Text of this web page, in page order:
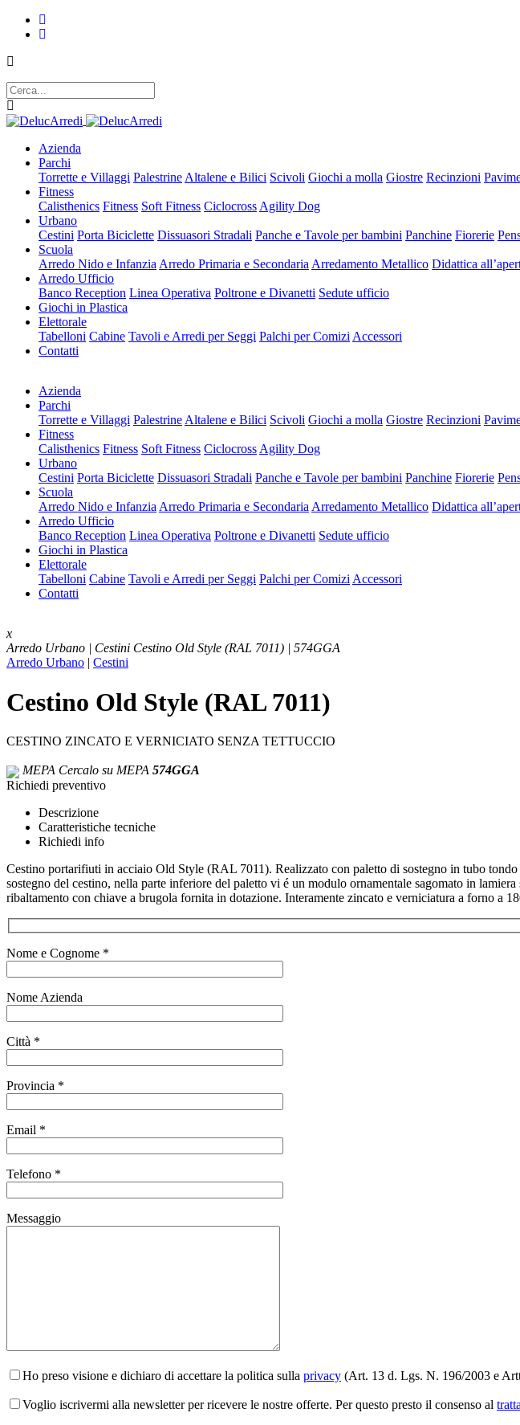
Azienda
Parchi
Torrette e Villaggi Palestrine Altalene e Bilici Scivoli Giochi a molla Giostre Recinzioni
Fitness
Calisthenics Fitness Soft Fitness Ciclocross Agility Dog
Urbano
Cestini Porta Biciclette Dissuasori Stradali Panche e Tavole per bambini Panchine Fiorerie
Scuola
Arredo Nido e Infanzia Arredo Primaria e Secondaria Arredamento Metallico Didattica
Arredo Ufficio
Banco Reception Linea Operativa Poltrone e Divanetti Sedute ufficio
Giochi in Plastica
Elettorale
Tabelloni Cabine Tavoli e Arredi per Seggi Palchi per Comizi Accessori
Contatti
Azienda
Parchi
Torrette e Villaggi Palestrine Altalene e Bilici Scivoli Giochi a molla Giostre Recinzioni
Fitness
Calisthenics Fitness Soft Fitness Ciclocross Agility Dog
Urbano
Cestini Porta Biciclette Dissuasori Stradali Panche e Tavole per bambini Panchine Fiorerie
Scuola
Arredo Nido e Infanzia Arredo Primaria e Secondaria Arredamento Metallico Didattica
Arredo Ufficio
Banco Reception Linea Operativa Poltrone e Divanetti Sedute ufficio
Giochi in Plastica
Elettorale
Tabelloni Cabine Tavoli e Arredi per Seggi Palchi per Comizi Accessori
Contatti
x
Arredo Urbano | Cestini Cestino Old Style (RAL 7011) | 574GGA
Arredo Urbano | Cestini
Cestino Old Style (RAL 7011)
CESTINO ZINCATO E VERNICIATO SENZA TETTUCCIO
MEPA Cercalo su MEPA 574GGA
Richiedi preventivo
Descrizione
Caratteristiche tecniche
Richiedi info
Cestino portarifiuti in acciaio Old Style (RAL 7011). Realizzato con paletto di sostegno in tubo
sostegno del cestino, nella parte inferiore del paletto vi é un modulo ornamentale sagomato in
ribaltamento con chiave a brugola fornita in dotazione. Interamente zincato e verniciatura a forno a
Nome e Cognome *
Nome Azienda
Città *
Provincia *
Email *
Telefono *
Messaggio
Ho preso visione e dichiaro di accettare la politica sulla privacy (Art. 13 d. Lgs. N. 196/2003 e
Voglio iscrivermi alla newsletter per ricevere le nostre offerte. Per questo presto il consenso al